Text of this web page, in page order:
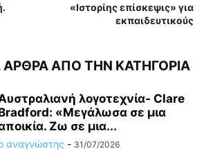
«Ιστορίης επίσκεψις» για
εκπαιδευτικούς
ΑΡΘΡΑ ΑΠΟ ΤΗΝ ΚΑΤΗΓΟΡΙΑ
λογοτεχνία- Clare
«Μεγάλωσα σε μια
Ζω σε μια...
αναγνώστης - 31/07/2026